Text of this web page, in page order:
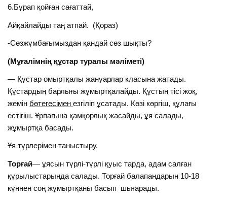
6.Бұрап қойған сағаттай,
Айқайлайды таң атпай. (Қораз)
-Сөзжұмбағымыздан қандай сөз шықты?
(Мұғалімнің құстар туралы мәліметі)
— Құстар омыртқалы жануарлар класына жатады.
Құстардың барлығы жұмыртқалайды. Құстың тісі жоқ,
жемінбөтегесіменезгіліп ұсатады. Көзі көргіш, құлағы
естігіш. Ұрпағына қамқорлық жасайды, ұя салады,
жұмыртқа басады.
Ұя түрлерімен таныстыру.
Торғай— ұясын түрлі-түрлі қуыс тарда, адам салған
құрылыстарында салады. Торғай балапандарын 10-18
күннен соң жұмыртқаны басып шығарады.